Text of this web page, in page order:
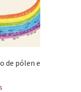
de pólen e